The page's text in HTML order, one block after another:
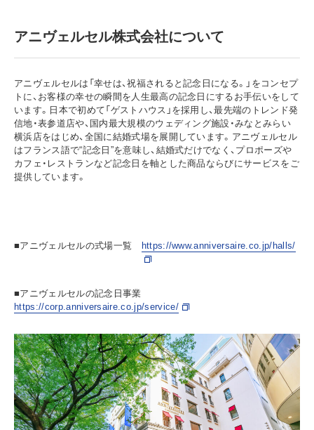
アニヴェルセル株式会社について
アニヴェルセルは「幸せは、祝福されると記念日になる。」をコンセプ
トに、お客様の幸せの瞬間を人生最高の記念日にするお手伝いをして
います。日本で初めて「ゲストハウス」を採用し、最先端のトレンド発
信地・表参道店や、国内最大規模のウェディング施設・みなとみらい
横浜店をはじめ、全国に結婚式場を展開しています。アニヴェルセル
はフランス語で“記念日”を意味し、結婚式だけでなく、プロポーズや
カフェ・レストランなど記念日を軸とした商品ならびにサービスをご
提供しています。
■アニヴェルセルの式場一覧 https://www.anniversaire.co.jp/halls/
■アニヴェルセルの記念日事業
https://corp.anniversaire.co.jp/service/